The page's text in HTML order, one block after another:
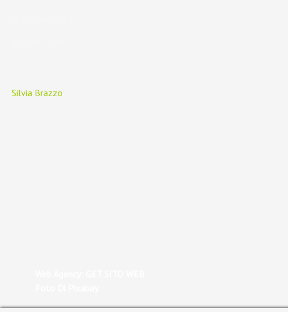
Silvia Brazzo